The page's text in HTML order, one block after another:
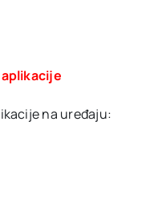
na uređaju: